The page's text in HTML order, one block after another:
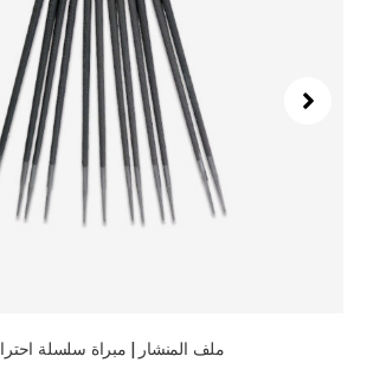
ملف المنشار | مبراة سلسلة